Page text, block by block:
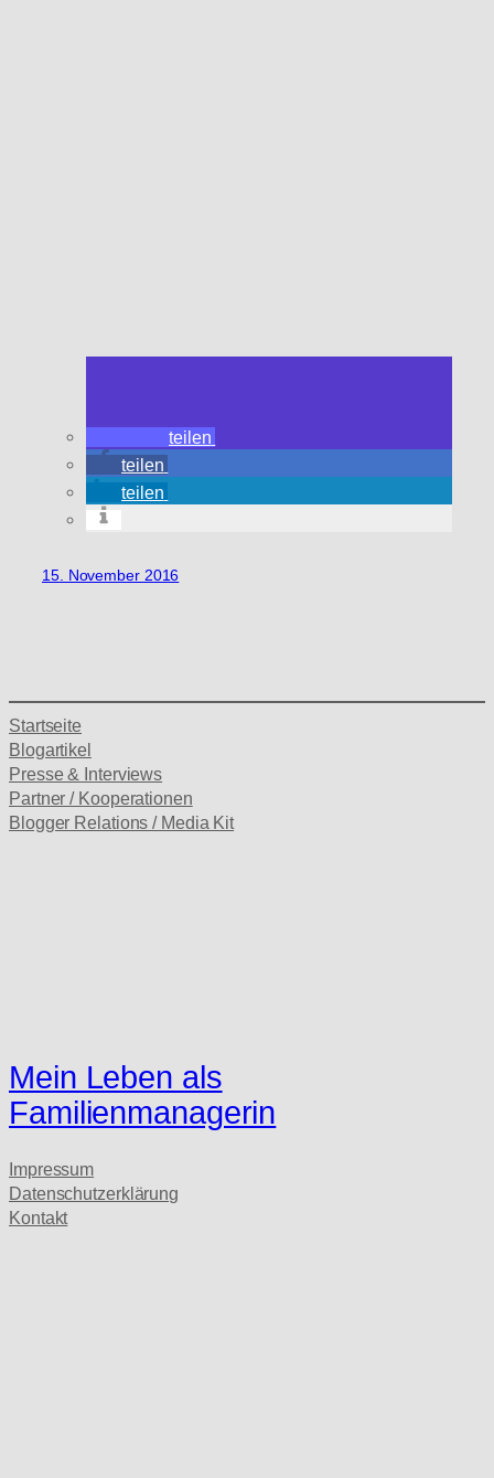
teilen
teilen
teilen
15. November 2016
Startseite
Blogartikel
Presse & Interviews
Partner / Kooperationen
Blogger Relations / Media Kit
Mein Leben als
Familienmanagerin
Impressum
Datenschutzerklärung
Kontakt